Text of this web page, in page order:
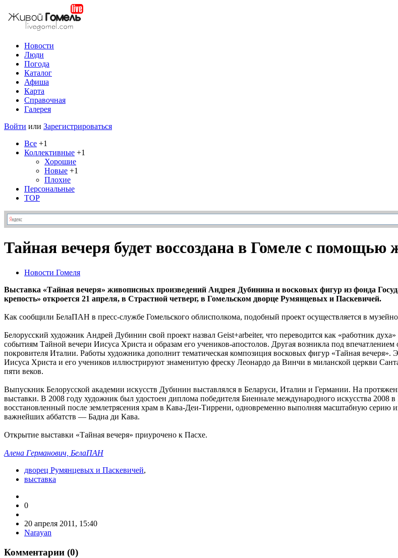
Новости
Люди
Погода
Каталог
Афиша
Карта
Справочная
Галерея
Войти или Зарегистрироваться
Все +1
Коллективные +1
Хорошие
Новые +1
Плохие
Персональные
TOP
Тайная вечеря будет воссоздана в Гомеле с
Новости Гомеля
Выставка «Тайная вечеря» живописных произведений Андрея Дубинина и восковых фигур из фонда
крепость» откроется 21 апреля, в Страстной четверг, в Гомельском дворце Румянцевых и Паскевичей.
Как сообщили БелаПАН в пресс-службе Гомельского облисполкома, подобный проект осуществляется в
Белорусский художник Андрей Дубинин свой проект назвал Geist+arbeiter, что переводится как «работник
событиям Тайной вечери Иисуса Христа и образам его учеников-апостолов. Другая возникла под
покровителя Италии. Работы художника дополнит тематическая композиция восковых фигур «Тайная
Иисуса Христа и его учеников иллюстрируют знаменитую фреску Леонардо да Винчи в миланской церкви
пяти веков.
Выпускник Белорусской академии искусств Дубинин выставлялся в Беларуси, Италии и Германии. На
выставки. В 2008 году художник был удостоен диплома победителя Биеннале международного искусства
восстановленный после землетрясения храм в Кава-Деи-Тиррени, одновременно выполняя масштабную серию
важнейших аббатств — Бадиа ди Кава.
Открытие выставки «Тайная вечеря» приурочено к Пасхе.
Алена Германович, БелаПАН
дворец Румянцевых и Паскевичей,
выставка
0
20 апреля 2011, 15:40
Narayan
Комментарии (0)